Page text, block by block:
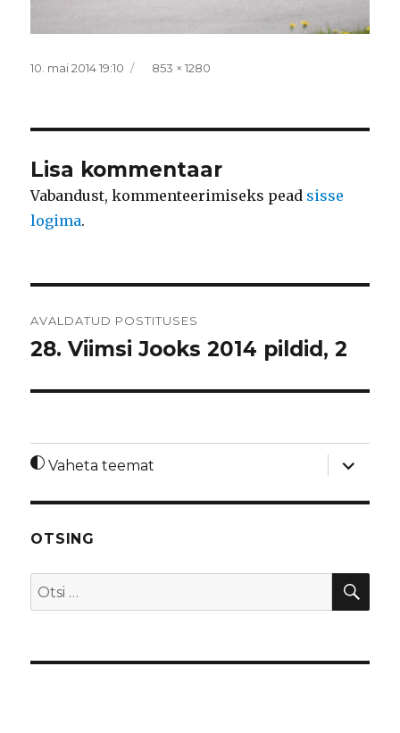
Postitatud
10. mai 2014 19:10 Täissuurus
853 × 1280
Lisa kommentaar
Vabandust, kommenteerimiseks pead sisse
logima.
AVALDATUD POSTITUSES
28. Viimsi Jooks 2014 pildid, 2
Vaheta teemat
laienda
OTSING
Otsi: